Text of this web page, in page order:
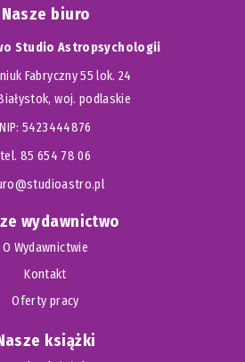
Nasze biuro
Studio Astropsychologii
Fabryczny 55 lok. 24
woj. podlaskie
NIP: 5423444876
tel. 85 654 78 06
wydawnictwo
O Wydawnictwie
Kontakt
Oferty pracy
książki